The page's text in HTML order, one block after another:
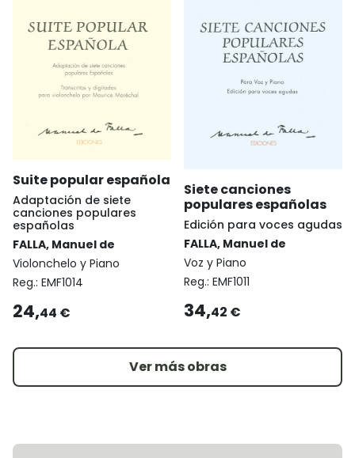
Suite popular española
Adaptación de siete
canciones populares
españolas
FALLA, Manuel de
Violonchelo y Piano
Reg.: EMF1014
24,44 €
Siete canciones
populares españolas
Edición para voces agudas
FALLA, Manuel de
Voz y Piano
Reg.: EMF1011
34,42 €
Ver más obras